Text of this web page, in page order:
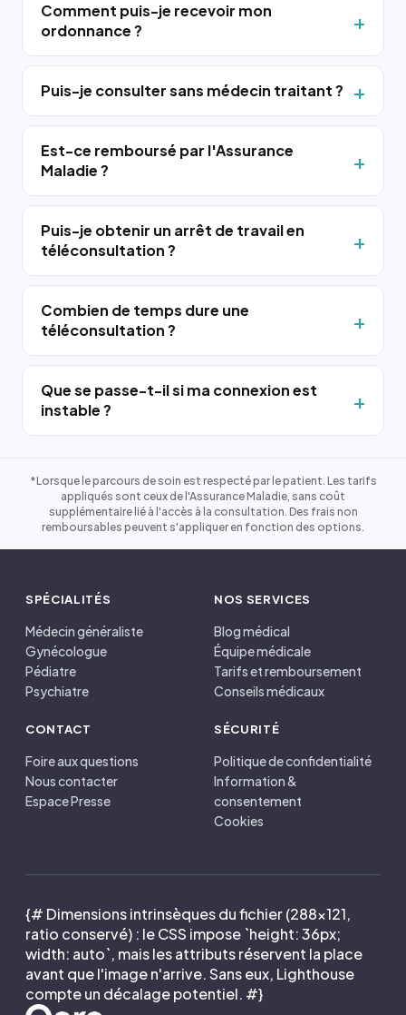
Comment puis-je recevoir mon
ordonnance ?
Puis-je consulter sans médecin traitant ?
Est-ce remboursé par l'Assurance
Maladie ?
Puis-je obtenir un arrêt de travail en
téléconsultation ?
Combien de temps dure une
téléconsultation ?
Que se passe-t-il si ma connexion est
instable ?
*Lorsque le parcours de soin est respecté par le patient. Les tarifs
appliqués sont ceux de l'Assurance Maladie, sans coût
supplémentaire lié à l'accès à la consultation. Des frais non
remboursables peuvent s'appliquer en fonction des options.
SPÉCIALITÉS
Médecin généraliste
Gynécologue
Pédiatre
Psychiatre
NOS SERVICES
Blog médical
Équipe médicale
Tarifs et remboursement
Conseils médicaux
CONTACT
Foire aux questions
Nous contacter
Espace Presse
SÉCURITÉ
Politique de confidentialité
Information &
consentement
Cookies
{# Dimensions intrinsèques du fichier (288×121,
ratio conservé) : le CSS impose `height: 36px;
width: auto`, mais les attributs réservent la place
avant que l'image n'arrive. Sans eux, Lighthouse
compte un décalage potentiel. #}